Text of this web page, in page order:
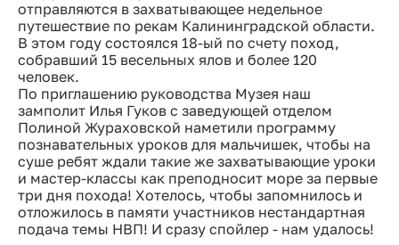
отправляются в захватывающее недельное
путешествие по рекам Калининградской области.
В этом году состоялся 18-ый по счету поход,
собравший 15 весельных ялов и более 120
человек.
По приглашению руководства Музея наш
замполит Илья Гуков с заведующей отделом
Полиной Жураховской наметили программу
познавательных уроков для мальчишек, чтобы на
суше ребят ждали такие же захватывающие уроки
и мастер-классы как преподносит море за первые
три дня похода! Хотелось, чтобы запомнилось и
отложилось в памяти участников нестандартная
подача темы НВП! И сразу спойлер - нам удалось!